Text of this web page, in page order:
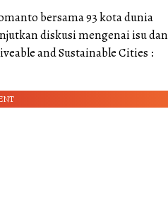
bersama 93 kota dunia
diskusi mengenai isu dan
and Sustainable Cities :